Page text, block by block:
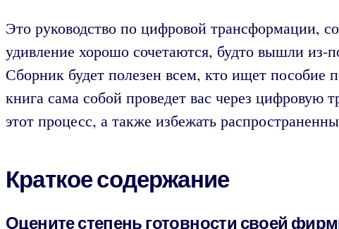
Это руководство по цифровой трансформации,
удивление хорошо сочетаются, будто вышли из-
Сборник будет полезен всем, кто ищет пособие
книга сама собой проведет вас через цифровую
этот процесс, а также избежать
Краткое содержание
Оцените степень готовности своей